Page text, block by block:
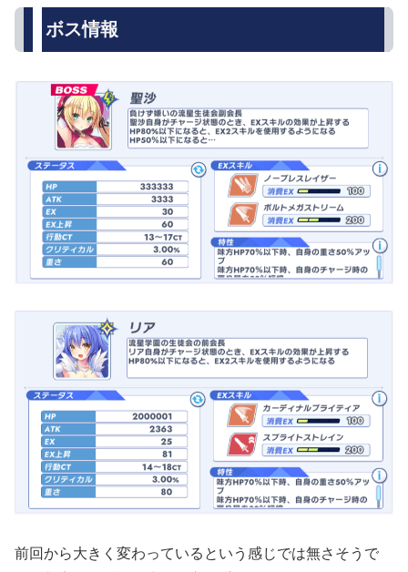
ボス情報
前回から大きく変わっているという感じでは無さそうで